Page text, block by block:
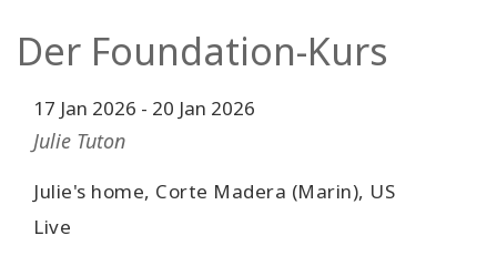
More
Neuigkeiten
Der Foundation-Kurs
17 Jan 2026 - 20 Jan 2026
Julie Tuton
Julie's home, Corte Madera (Marin), US
Live